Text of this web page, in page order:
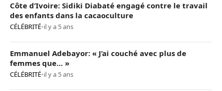
Côte d’Ivoire: Sidiki Diabaté engagé contre le travail
des enfants dans la cacaoculture
CÉLÉBRITÉ•il y a 5 ans
Emmanuel Adebayor: « J’ai couché avec plus de
femmes que… »
CÉLÉBRITÉ•il y a 5 ans